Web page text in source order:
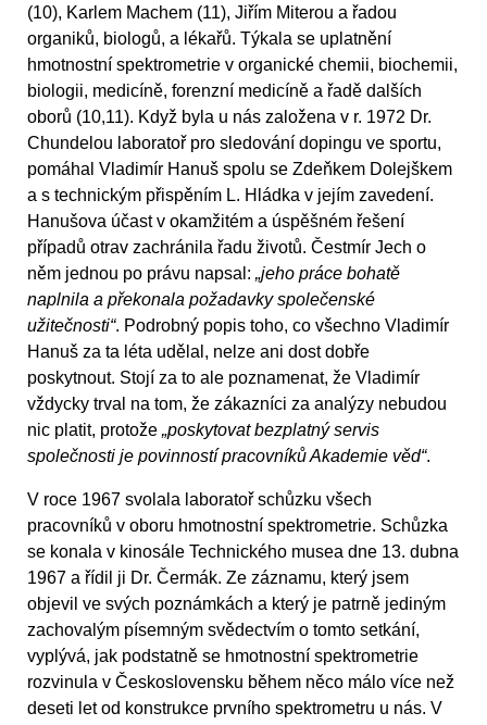
(10), Karlem Machem (11), Jiřím Miterou a řadou
organiků, biologů, a lékařů. Týkala se uplatnění
hmotnostní spektrometrie v organické chemii, biochemii,
biologii, medicíně, forenzní medicíně a řadě dalších
oborů (10,11). Když byla u nás založena v r. 1972 Dr.
Chundelou laboratoř pro sledování dopingu ve sportu,
pomáhal Vladimír Hanuš spolu se Zdeňkem Dolejškem
a s technickým přispěním L. Hládka v jejím zavedení.
Hanušova účast v okamžitém a úspěšném řešení
případů otrav zachránila řadu životů. Čestmír Jech o
něm jednou po právu napsal: „jeho práce bohatě
naplnila a překonala požadavky společenské
užitečnosti“. Podrobný popis toho, co všechno Vladimír
Hanuš za ta léta udělal, nelze ani dost dobře
poskytnout. Stojí za to ale poznamenat, že Vladimír
vždycky trval na tom, že zákazníci za analýzy nebudou
nic platit, protože „poskytovat bezplatný servis
společnosti je povinností pracovníků Akademie věd“.
V roce 1967 svolala laboratoř schůzku všech
pracovníků v oboru hmotnostní spektrometrie. Schůzka
se konala v kinosále Technického musea dne 13. dubna
1967 a řídil ji Dr. Čermák. Ze záznamu, který jsem
objevil ve svých poznámkách a který je patrně jediným
zachovalým písemným svědectvím o tomto setkání,
vyplývá, jak podstatně se hmotnostní spektrometrie
rozvinula v Československu během něco málo více než
deseti let od konstrukce prvního spektrometru u nás. V